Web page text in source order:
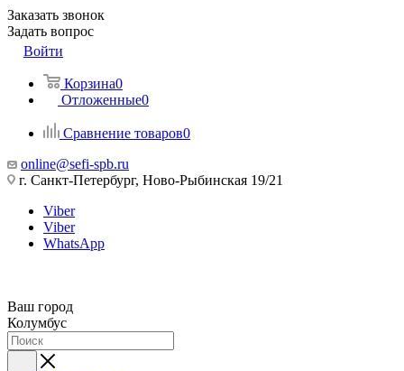
Заказать звонок
Задать вопрос
Войти
Корзина0
Отложенные0
Сравнение товаров0
online@sefi-spb.ru
г. Санкт-Петербург, Ново-Рыбинская 19/21
Viber
Viber
WhatsApp
Ваш город
Колумбус